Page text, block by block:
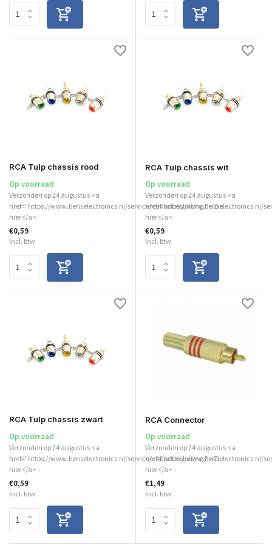
RCA Tulp chassis rood
Op voorraad
Verzonden op 24 augustus <a
href="https://www.benselectronics.nl/service/vakantiesluiting/">Zie
hier</a>
€0,59
Incl. btw
RCA Tulp chassis wit
Op voorraad
Verzonden op 24 augustus <a
href="https://www.benselectronics.nl/
hier</a>
€0,59
Incl. btw
RCA Tulp chassis zwart
Op voorraad
Verzonden op 24 augustus <a
href="https://www.benselectronics.nl/service/vakantiesluiting/">Zie
hier</a>
€0,59
Incl. btw
RCA Connector
Op voorraad
Verzonden op 24 augustus <a
href="https://www.benselectronics.nl/
hier</a>
€1,49
Incl. btw